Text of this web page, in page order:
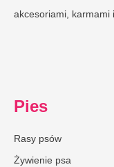
akcesoriami, karmami
Pies
Rasy psów
Żywienie psa